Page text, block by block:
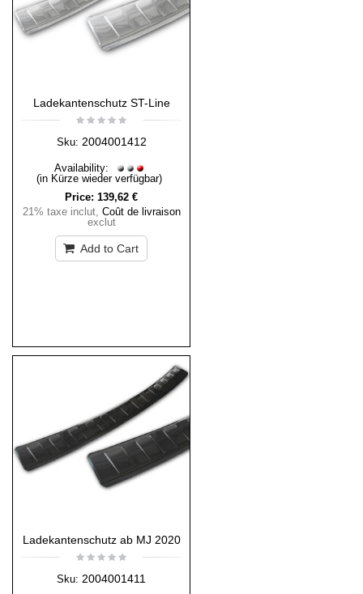
Ladekantenschutz ST-Line
Sku: 2004001412
Availability:
(in Kürze wieder verfügbar)
Price: 139,62 €
21% taxe inclut, Coût de livraison
exclut
Add to Cart
Ladekantenschutz ab MJ 2020
Sku: 2004001411